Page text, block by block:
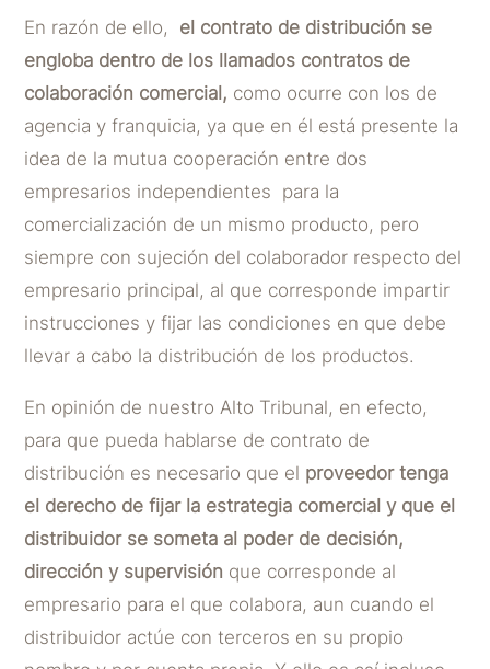
En razón de ello, el contrato de distribución se
engloba dentro de los llamados contratos de
colaboración comercial, como ocurre con los de
agencia y franquicia, ya que en él está presente la
idea de la mutua cooperación entre dos
empresarios independientes para la
comercialización de un mismo producto, pero
siempre con sujeción del colaborador respecto del
empresario principal, al que corresponde impartir
instrucciones y fijar las condiciones en que debe
llevar a cabo la distribución de los productos.
En opinión de nuestro Alto Tribunal, en efecto,
para que pueda hablarse de contrato de
distribución es necesario que el proveedor tenga
el derecho de fijar la estrategia comercial y que el
distribuidor se someta al poder de decisión,
dirección y supervisión que corresponde al
empresario para el que colabora, aun cuando el
distribuidor actúe con terceros en su propio